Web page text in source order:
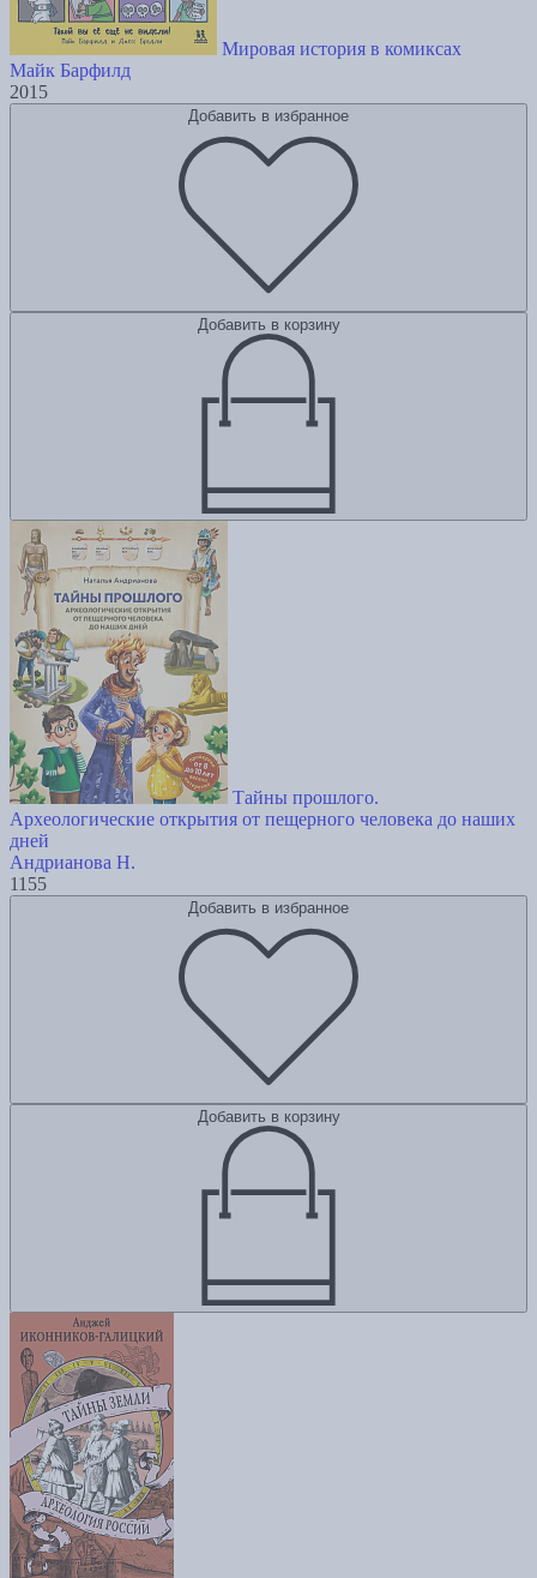
Мировая история в комиксах
Майк Барфилд
2015
Добавить в избранное
Добавить в корзину
Тайны прошлого.
Археологические открытия от пещерного человека до наших
дней
Андрианова Н.
1155
Добавить в избранное
Добавить в корзину